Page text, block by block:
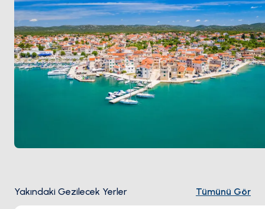
nefes kesen manzaralarını keşfetmek isteyin, Pirovac
size unutulmaz bir yolculuk vaat ediyor.
Yakındaki Gezilecek Yerler Tümünü Gör